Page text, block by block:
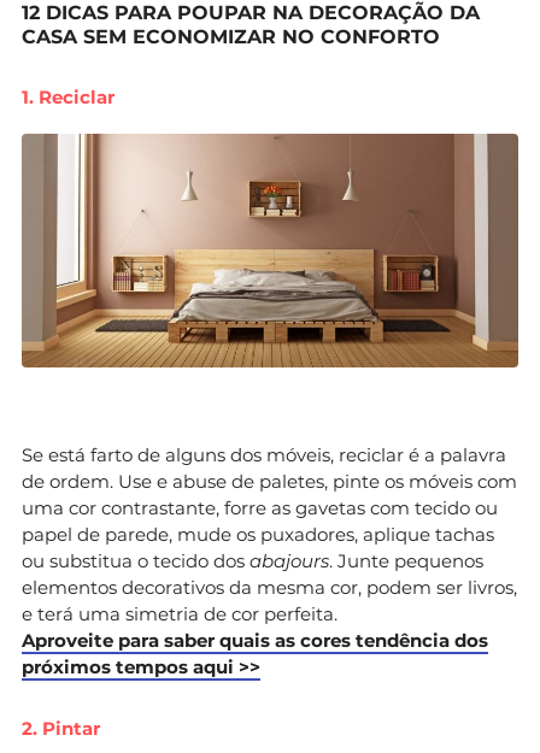
12 DICAS PARA POUPAR NA DECORAÇÃO DA
CASA SEM ECONOMIZAR NO CONFORTO
1. Reciclar
Se está farto de alguns dos móveis, reciclar é a palavra
de ordem. Use e abuse de paletes, pinte os móveis com
uma cor contrastante, forre as gavetas com tecido ou
papel de parede, mude os puxadores, aplique tachas
ou substitua o tecido dos abajours. Junte pequenos
elementos decorativos da mesma cor, podem ser livros,
e terá uma simetria de cor perfeita.
Aproveite para saber quais as cores tendência dos
próximos tempos aqui >>
2. Pintar